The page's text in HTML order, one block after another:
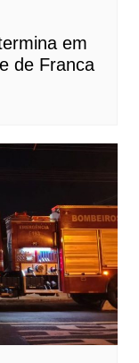
em
de Franca